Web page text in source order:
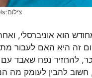
צילום:pexels
הוא אוניברסלי,
זה היא האם לעבור
להחזיר נפח שאבד
להבין לעומק מה